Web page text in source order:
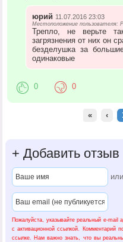
юрий 11.07.2016 23:03
Местоположение пользователя:
Трепло, не верьте
загрязнения от них он
безделушка за
одинаковые
0 0
« ‹
+ Добавить отзыв
или
Пожалуйста, указывайте реальный e-mail
с активационной ссылкой. Комментарий
ссылке. Нам важно знать, что вы